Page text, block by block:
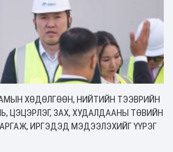
ХӨДӨЛГӨӨН, НИЙТИЙН ТЭЭВРИЙН
ЦЭЦЭРЛЭГ, ЗАХ, ХУДАЛДААНЫ ТӨВИЙН
ИРГЭДЭД МЭДЭЭЛЭХИЙГ ҮҮРЭГ